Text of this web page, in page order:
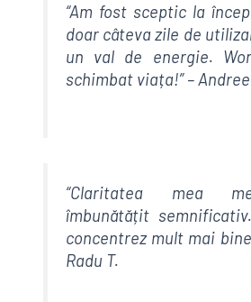
“Am fost sceptic la
doar câteva zile de
un val de energie.
schimbat viața!” –
“Claritatea mea
îmbunătățit
concentrez mult mai bine
Radu T.